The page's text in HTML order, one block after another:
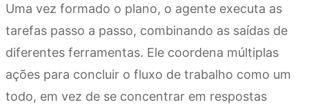
Uma vez formado o plano, o agente executa as
tarefas passo a passo, combinando as saídas de
diferentes ferramentas. Ele coordena múltiplas
ações para concluir o fluxo de trabalho como um
todo, em vez de se concentrar em respostas